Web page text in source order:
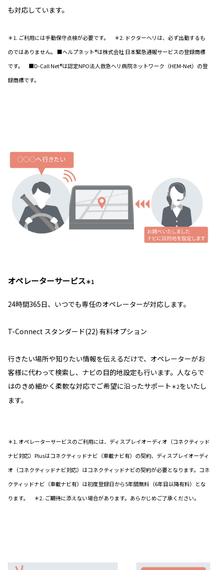
も対応しています。
＊1. ご利用には手動保守点検が必要です。 ＊2. ドクターヘリは、必ず出動するも
のではありません。 ■ヘルプネット®は株式会社 日本緊急通報サービスの登録商標
です。 ■D-Call Net®は認定NPO法人救急ヘリ病院ネットワーク（HEM-Net）の登
録商標です。
オペレーターサービス＊1
24時間365日、いつでも専任のオペレーターが対応します。
T-Connect スタンダード(22) 有料オプション
行きたい場所や知りたい情報を伝えるだけで、オペレーターがお
客様に代わって検索し、ナビの目的地設定も行います。人ならで
はのきめ細かく柔軟な対応でご希望に沿ったサポート＊2をいたし
ます。
＊1. オペレーターサービスのご利用には、ディスプレイオーディオ（コネクティッド
ナビ対応）Plusはコネクティッドナビ（車載ナビ有）の契約、ディスプレイオーディ
オ（コネクティッドナビ対応）はコネクティッドナビの契約が必要となります。コネ
クティッドナビ（車載ナビ有）は初度登録日から5年間無料（6年目以降有料）とな
ります。 ＊2. ご期待に添えない場合があります。あらかじめご了承ください。